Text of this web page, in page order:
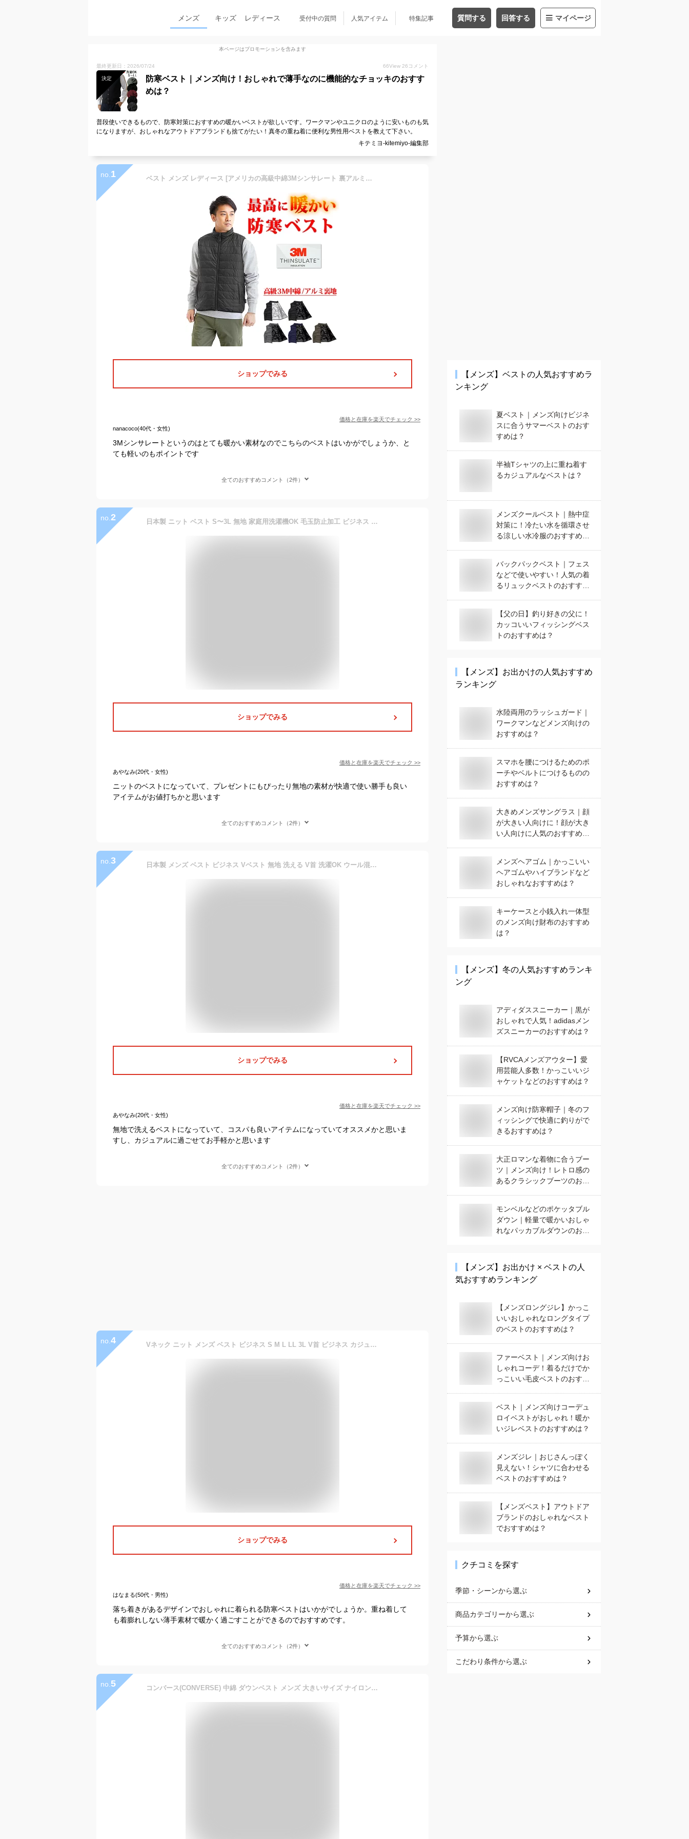
メンズ キッズ レディース 受付中の質問 人気アイテム 特集記事 質問する 回答する マイページ
本ページはプロモーションを含みます
最終更新日：2026/07/24 66View 26 コメント
決定
防寒ベスト｜メンズ向け！おしゃれで薄手なのに機能的なチョッキのおすす
めは？
普段使いできるもので、防寒対策におすすめの暖かいベストが欲しいです。ワークマンやユニクロのように安いものも気
になりますが、おしゃれなアウトドアブランドも捨てがたい！真冬の重ね着に便利な男性用ベストを教えて下さい。
キテミヨ-kitemiyo-編集部
no. 1 ベスト メンズ レディース [アメリカの高級中綿3Мシンサレート 裏アルミで超暖い] ダウンベスト インナーダウン ダウンジャケット 防寒 防寒着 作業着 登山 キャンプ アウトドア ゴルフ スキー スノボー LAD WEATHER ラドウェザー
ショップでみる
価格と在庫を楽天でチェック >>
nanacoco(40代・女性)
3Мシンサレートというのはとても暖かい素材なのでこちらのベストはいかがでしょうか、と
ても軽いのもポイントです
全てのおすすめコメント（2件）
no. 2 日本製 ニット ベスト S〜3L 無地 家庭用洗濯機OK 毛玉防止加工 ビジネス Vネック メンズ チョッキ 洗える 通勤 通学 前開き ボタン ウール混 秋 冬 春 夏 ウォッシャブル 定番 父の日 誕生日 プレゼント 赤 大きいサイズ ジレ 防寒 黒 厚手 還暦 仕事 ゴルフ
ショップでみる
価格と在庫を楽天でチェック >>
あやなみ(20代・女性)
ニットのベストになっていて、プレゼントにもぴったり無地の素材が快適で使い勝手も良い
アイテムがお値打ちかと思います
全てのおすすめコメント（2件）
no. 3 日本製 メンズ ベスト ビジネス Vベスト 無地 洗える V首 洗濯OK ウール混 秋冬 ウォッシャブル ベーシック クールビズ ウォームビズ 毛玉抑制 プレゼント 誕生日 還暦 赤 M L LL 大きいサイズ ジレ チョッキ 防寒 黒 父の日 春夏 クーラーエアコン対策
ショップでみる
価格と在庫を楽天でチェック >>
あやなみ(20代・女性)
無地で洗えるベストになっていて、コスパも良いアイテムになっていてオススメかと思いま
すし、カジュアルに過ごせてお手軽かと思います
全てのおすすめコメント（2件）
no. 4 Vネック ニット メンズ ベスト ビジネス S M L LL 3L V首 ビジネス カジュアル オフィス 秋 冬 ウール 防寒 大きいサイズ メンズニット メンズセーター 無地 シンプル スリム 薄手 アウトドア 薄い シニア 制服 黒 紺 グレー プレゼント ギフト 父の日 敬老の日
ショップでみる
価格と在庫を楽天でチェック >>
はなまる(50代・男性)
落ち着きがあるデザインでおしゃれに着られる防寒ベストはいかがでしょうか。重ね着して
も着膨れしない薄手素材で暖かく過ごすことができるのでおすすめです。
全てのおすすめコメント（2件）
no. 5 コンバース(CONVERSE) 中綿 ダウンベスト メンズ 大きいサイズ ナイロン 撥水加工 切替 刺繍 ロゴ プリント ジャケット ベスト インナーダウン アウトドア ブルゾン ダウンジャケット アウター 防寒 軽量 ストリート系 ワークマン プラス サイズ
【メンズ】 ベスト の人気おすすめラ
ンキング
夏ベスト｜メンズ向けビジネ
スに合うサマーベストのおす
すめは？
半袖Tシャツの上に重ね着す
るカジュアルなベストは？
メンズクールベスト｜熱中症
対策に！冷たい水を循環させ
る涼しい水冷服のおすすめ
バックパックベスト｜フェス
などで使いやすい！人気の着
るリュックベストのおすすめ
【父の日】釣り好きの父に！
カッコいいフィッシングベス
トのおすすめは？
【メンズ】 お出かけの人気おすすめ
ランキング
水陸両用のラッシュガード｜
ワークマンなどメンズ向けの
おすすめは？
スマホを腰につけるためのポ
ーチやベルトにつけるものの
おすすめは？
大きめメンズサングラス｜顔
が大きい人向けに！顔が大き
い人向けに人気のおすすめ
メンズヘアゴム｜かっこいい
ヘアゴムやハイブランドなど
おしゃれなおすすめは？
キーケースと小銭入れ一体型
のメンズ向け財布のおすすめ
は？
【メンズ】 冬の人気おすすめランキ
ング
アディダススニーカー｜黒が
おしゃれで人気！adidasメン
ズスニーカーのおすすめは？
【RVCAメンズアウター】愛
用芸能人多数！かっこいいジ
ャケットなどのおすすめは？
メンズ向け防寒帽子｜冬のフ
ィッシングで快適に釣りがで
きるおすすめは？
大正ロマンな着物に合うブー
ツ｜メンズ向け！レトロ感の
あるクラシックブーツのおす
モンベルなどのポケッタブル
ダウン｜軽量で暖かいおしゃ
れなパッカブルダウンのおす
【メンズ】 お出かけ × ベスト の人
気おすすめランキング
【メンズロングジレ】かっこ
いいおしゃれなロングタイプ
のベストのおすすめは？
ファーベスト｜メンズ向けお
しゃれコーデ！着るだけでか
っこいい毛皮ベストのおすす
ベスト｜メンズ向けコーデュ
ロイベストがおしゃれ！暖か
いジレベストのおすすめは？
メンズジレ｜おじさんっぽく
見えない！シャツに合わせる
ベストのおすすめは？
【メンズベスト】アウトドア
ブランドのおしゃれなベスト
でおすすめは？
クチコミを探す
季節・シーンから選ぶ
商品カテゴリーから選ぶ
予算から選ぶ
こだわり条件から選ぶ